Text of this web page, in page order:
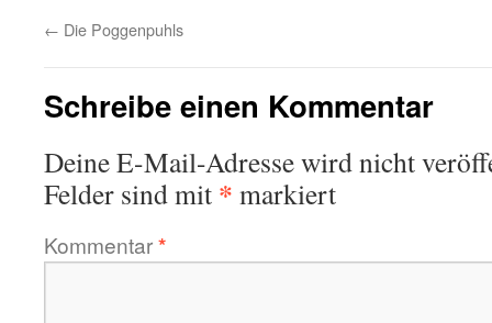
← Die Poggenpuhls
Schreibe einen Kommentar
Deine E-Mail-Adresse wird nicht
Felder sind mit * markiert
Kommentar*